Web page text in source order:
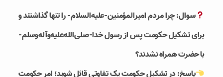
سوال: چرا مردم امیرالمؤمنین-علیه‌السلام- را تنها گذاشتند و
برای تشکیل حکومت پس از رسول خدا-صلی‌الله‌علیه‌وآله‌و‌سلم-
با حضرت همراه نشدند؟
پاسخ: در تشکیل حکومت یک تفاوتی قائل شوید؛ امر حکومت